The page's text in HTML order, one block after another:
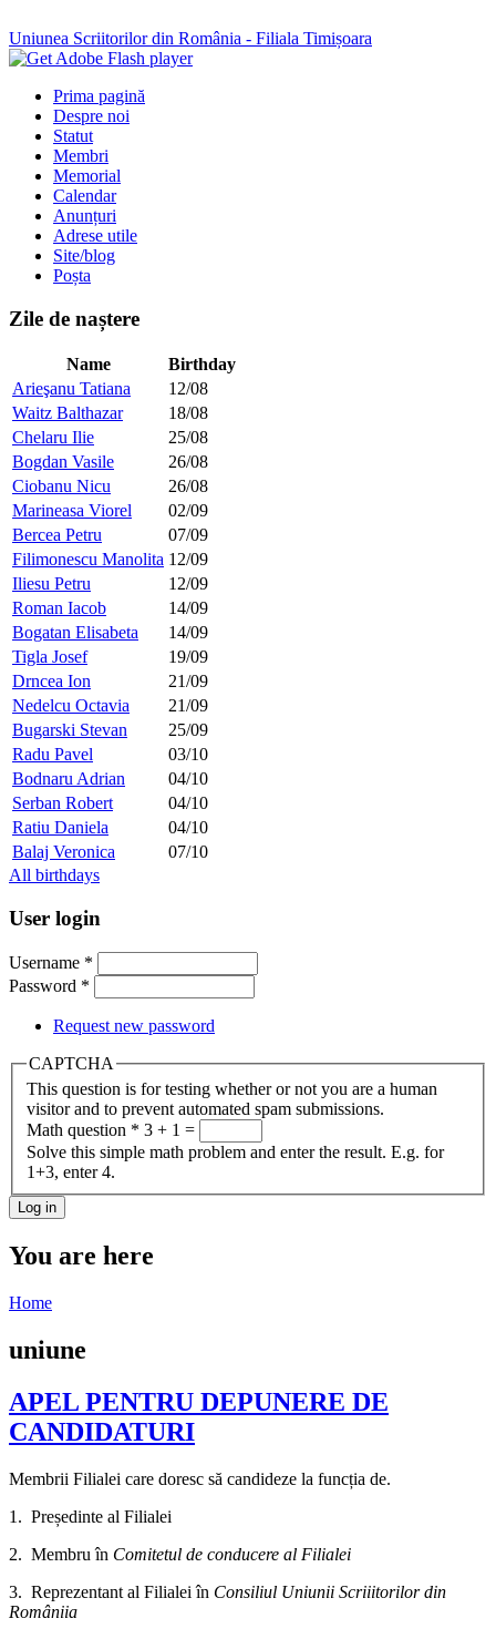
Uniunea Scriitorilor din România - Filiala Timișoara
Prima pagină
Despre noi
Statut
Membri
Memorial
Calendar
Anunțuri
Adrese utile
Site/blog
Poșta
Zile de naștere
Name
Birthday
Arieşanu Tatiana
12/08
Waitz Balthazar
18/08
Chelaru Ilie
25/08
Bogdan Vasile
26/08
Ciobanu Nicu
26/08
Marineasa Viorel
02/09
Bercea Petru
07/09
Filimonescu Manolita 12/09
Iliesu Petru
12/09
Roman Iacob
14/09
Bogatan Elisabeta
14/09
Tigla Josef
19/09
Drncea Ion
21/09
Nedelcu Octavia
21/09
Bugarski Stevan
25/09
Radu Pavel
03/10
Bodnaru Adrian
04/10
Serban Robert
04/10
Ratiu Daniela
04/10
Balaj Veronica
07/10
All birthdays
User login
Username *
Password *
Request new password
CAPTCHA
This question is for testing whether or not you are a human
visitor and to prevent automated spam submissions.
Math question * 3 + 1 =
Solve this simple math problem and enter the result. E.g. for
1+3, enter 4.
You are here
Home
uniune
APEL PENTRU DEPUNERE DE
CANDIDATURI
Membrii Filialei care doresc să candideze la funcția de.
1. Președinte al Filialei
2. Membru în Comitetul de conducere al Filialei
3. Reprezentant al Filialei în Consiliul Uniunii Scriiitorilor din
Româniia